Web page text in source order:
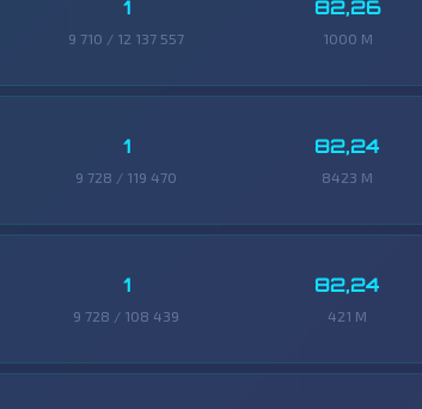
1
9 710 / 12 137 557
82,26
1000 M
1
9 728 / 119 470
82,24
8423 M
1
9 728 / 108 439
82,24
421 M